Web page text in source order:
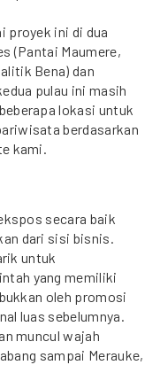
proyek ini di dua
(Pantai Maumere,
Bena) dan
pulau ini masih
lokasi untuk
berdasarkan
kami.
secara baik
dari sisi bisnis.
untuk
yang memiliki
oleh promosi
luas sebelumnya.
muncul wajah
sampai Merauke,